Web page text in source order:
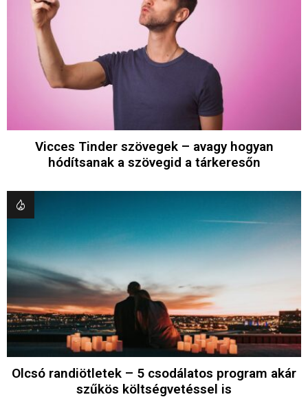
Vicces Tinder szövegek – avagy hogyan
hódítsanak a szövegid a tárkeresőn
Olcsó randiötletek – 5 csodálatos program akár
szűkös költségvetéssel is